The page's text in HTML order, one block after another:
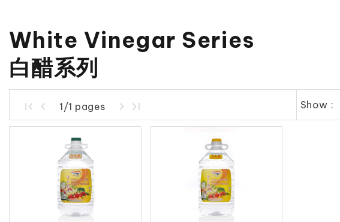
White Vinegar Series
白醋系列
1/1 pages Show :